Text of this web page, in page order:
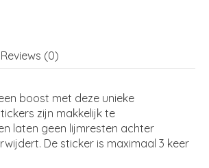
Reviews (0)
boost met deze unieke
zijn makkelijk te
laten geen lijmresten achter
De sticker is maximaal 3 keer